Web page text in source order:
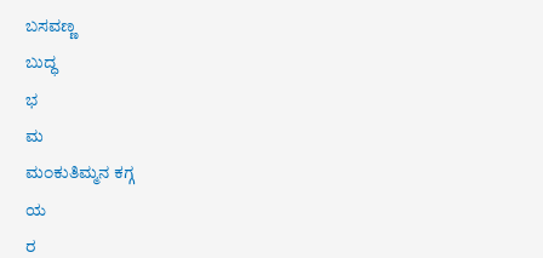
ಬಸವಣ್ಣ
ಬುದ್ಧ
ಭ
ಮ
ಮಂಕುತಿಮ್ಮನ ಕಗ್ಗ
ಯ
ರ